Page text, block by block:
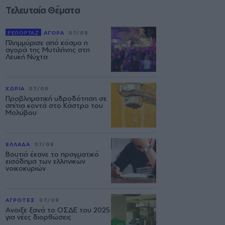
Τελευταία Θέματα
ΡΕΠΟΡΤΑΖ ΑΓΟΡΑ 07/08
Πλημμύρισε από κόσμο η
αγορά της Μυτιλήνης στη
Λευκή Νύχτα
ΧΩΡΙΑ 07/08
Προβληματική υδροδότηση σε
σπίτια κοντά στο Κάστρο του
Μολύβου
ΕΛΛΑΔΑ 07/08
Βουτιά έκανε το πραγματικό
εισόδημα των ελληνικών
νοικοκυριών
ΑΓΡΟΤΕΣ 07/08
Ανοιξε ξανά το ΟΣΔΕ του 2025
για νέες διορθώσεις